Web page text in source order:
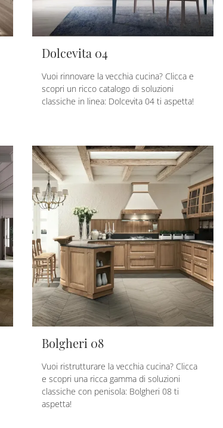
Dolcevita 04
Vuoi rinnovare la vecchia cucina? Clicca e
scopri un ricco catalogo di soluzioni
classiche in linea: Dolcevita 04 ti aspetta!
Bolgheri 08
Vuoi ristrutturare la vecchia cucina? Clicca
e scopri una ricca gamma di soluzioni
classiche con penisola: Bolgheri 08 ti
aspetta!